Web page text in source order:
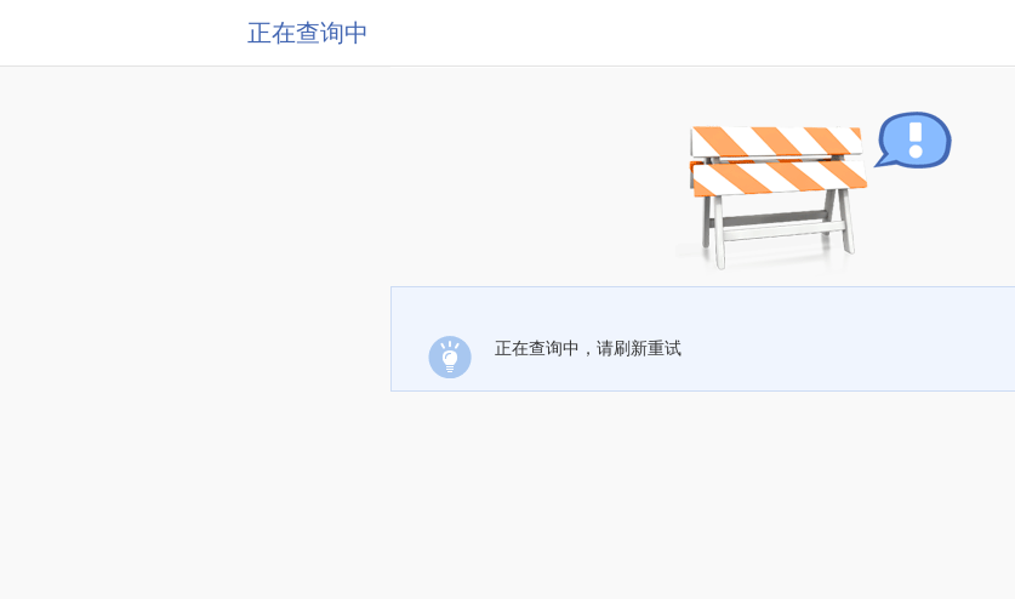
正在查询中
正在查询中，请刷新重试